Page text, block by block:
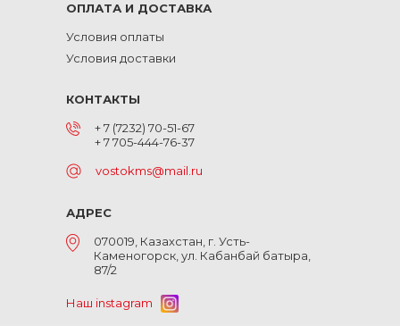
ОПЛАТА И ДОСТАВКА
Условия оплаты
Условия доставки
КОНТАКТЫ
+ 7 (7232) 70-51-67
+ 7 705-444-76-37
vostokms@mail.ru
АДРЕС
070019, Казахстан, г. Усть-
Каменогорск, ул. Кабанбай батыра,
87/2
Наш instagram